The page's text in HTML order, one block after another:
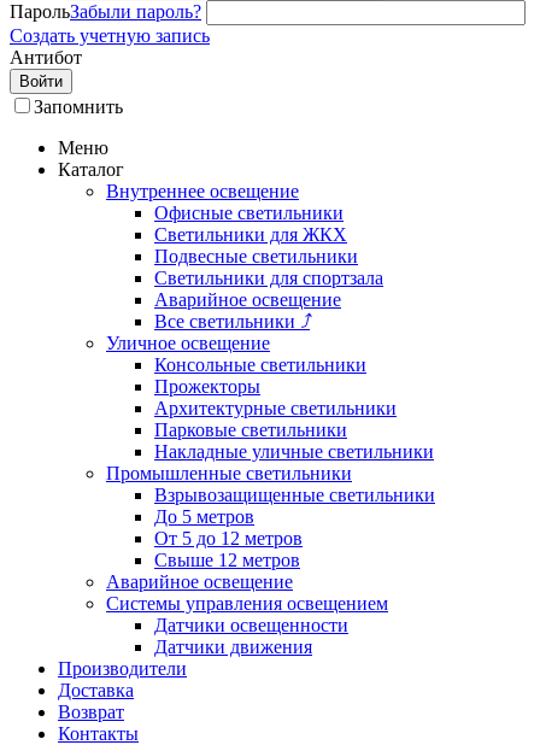
ПарольЗабыли пароль?
Создать учетную запись
Антибот
Войти
Запомнить
Меню
Каталог
Внутреннее освещение
Офисные светильники
Светильники для ЖКХ
Подвесные светильники
Светильники для спортзала
Аварийное освещение
Все светильники ⤴
Уличное освещение
Консольные светильники
Прожекторы
Архитектурные светильники
Парковые светильники
Накладные уличные светильники
Промышленные светильники
Взрывозащищенные светильники
До 5 метров
От 5 до 12 метров
Свыше 12 метров
Аварийное освещение
Системы управления освещением
Датчики освещенности
Датчики движения
Производители
Доставка
Возврат
Контакты